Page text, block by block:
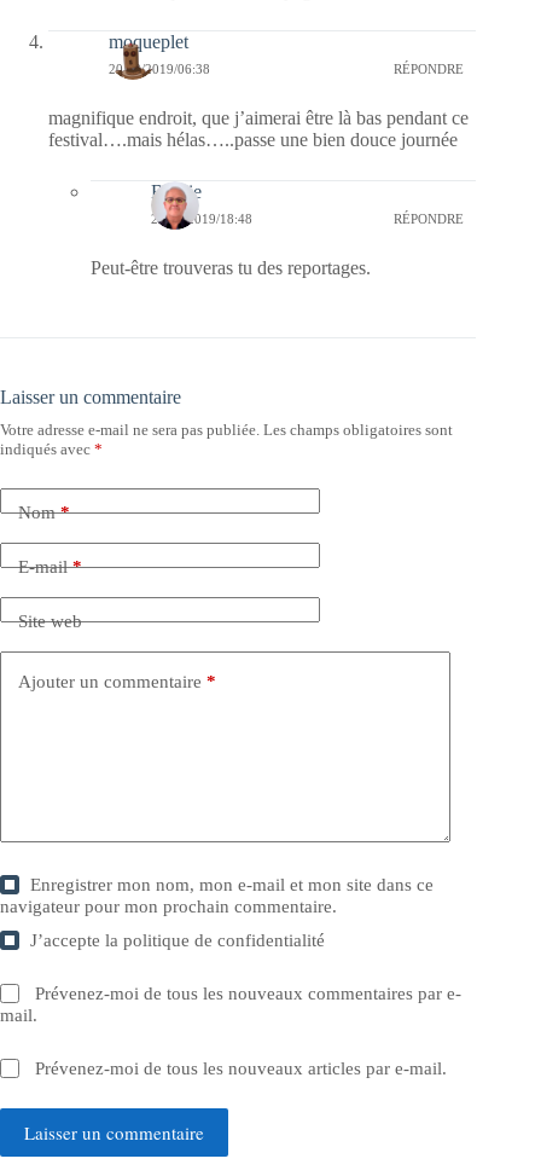
moqueplet
20/03/2019/06:38 RÉPONDRE
magnifique endroit, que j’aimerai être là bas pendant ce
festival….mais hélas…..passe une bien douce journée
Bernie
21/03/2019/18:48 RÉPONDRE
Peut-être trouveras tu des reportages.
Laisser un commentaire
Votre adresse e-mail ne sera pas publiée. Les champs obligatoires sont
indiqués avec *
Nom*
E-mail*
Site web
Ajouter un commentaire *
Enregistrer mon nom, mon e-mail et mon site dans ce
navigateur pour mon prochain commentaire.
J’accepte lapolitique de confidentialité
Prévenez-moi de tous les nouveaux commentaires par e-
mail.
Prévenez-moi de tous les nouveaux articles par e-mail.
Laisser un commentaire